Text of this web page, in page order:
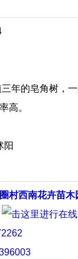
年的皂角树，
高。
阳
村西南花卉苗木